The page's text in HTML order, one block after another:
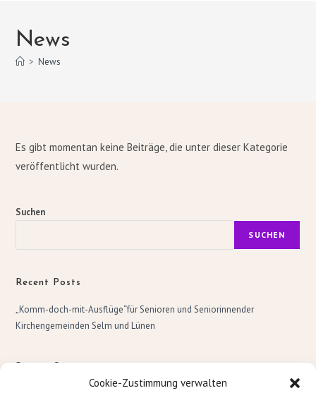
Cookie-Zustimmung verwalten
News
> News
Es gibt momentan keine Beiträge, die unter dieser Kategorie
veröffentlicht wurden.
Suchen
SUCHEN
Recent Posts
„Komm-doch-mit-Ausflüge“für Senioren und Seniorinnender
Kirchengemeinden Selm und Lünen